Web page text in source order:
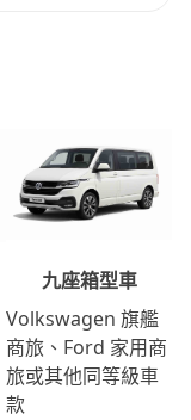
九座箱型車
Volkswagen 旗艦
商旅、Ford 家用商
旅或其他同等級車
款